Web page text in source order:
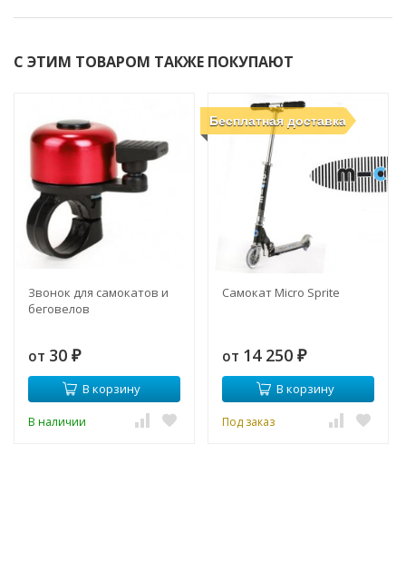
С ЭТИМ ТОВАРОМ ТАКЖЕ ПОКУПАЮТ
Звонок для самокатов и
беговелов
от 30 ₽
В корзину
В наличии
Бесплатная доставка
Самокат Micro Sprite
от 14 250 ₽
В корзину
Под заказ